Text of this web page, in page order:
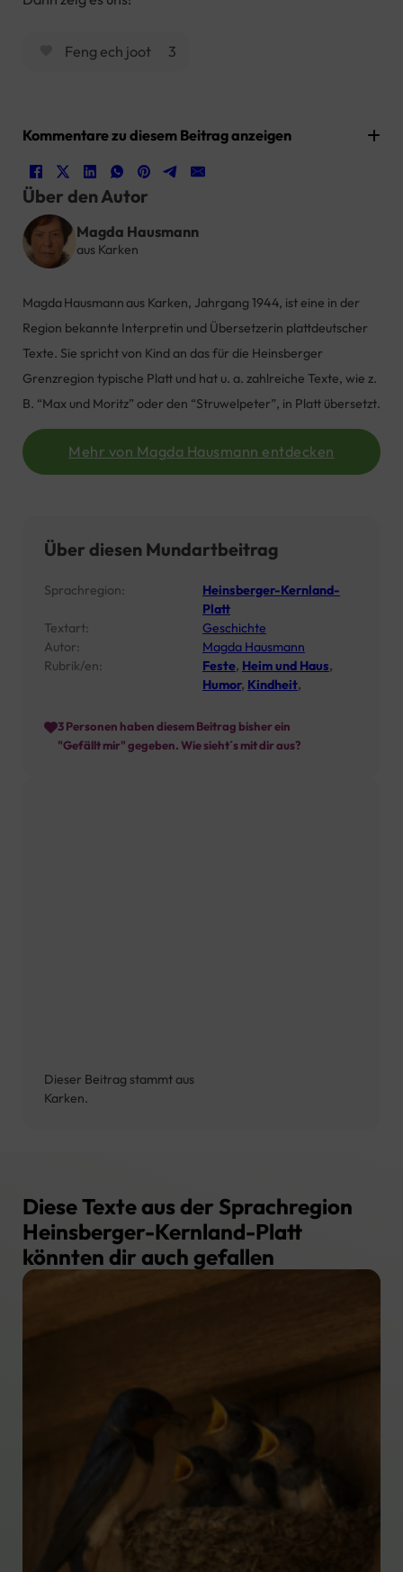
Feng ech joot 3
Kommentare zu diesem Beitrag anzeigen
Über den Autor
Magda Hausmann
aus Karken
Magda Hausmann aus Karken, Jahrgang 1944, ist eine in der
Region bekannte Interpretin und Übersetzerin plattdeutscher
Texte. Sie spricht von Kind an das für die Heinsberger
Grenzregion typische Platt und hat u. a. zahlreiche Texte, wie z.
B. “Max und Moritz” oder den “Struwelpeter”, in Platt übersetzt.
Mehr von Magda Hausmann entdecken
Über diesen Mundartbeitrag
Sprachregion:
Heinsberger-Kernland-
Platt
Textart:
Geschichte
Autor:
Magda Hausmann
Rubrik/en:
Feste, Heim und Haus,
Humor, Kindheit,
3Personen haben diesem Beitrag bisher ein
"Gefällt mir" gegeben. Wie sieht´s mit dir aus?
Dieser Beitrag stammt aus
Karken.
Diese Texte aus der Sprachregion
Heinsberger-Kernland-Platt
könnten dir auch gefallen